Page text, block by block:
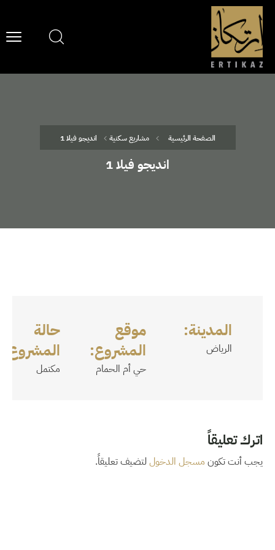
الصفحة الرئيسية مشاريع سكنية انديجو فيلا 1
انديجو فيلا 1
المدينة:
الرياض
موقع
المشروع:
حي أم الحمام
حالة
المشروع:
مكتمل
اترك تعليقاً
يجب أنت تكون مسجل الدخول لتضيف تعليقاً.